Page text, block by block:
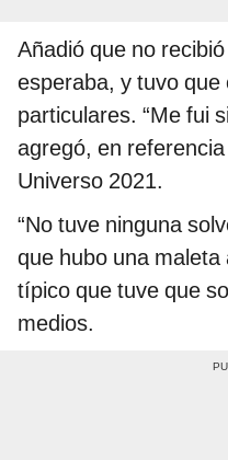
Añadió que no
esperaba, y tuvo
particulares. “Me fui
agregó, en
Universo 2021.
“No tuve ninguna
que hubo una
típico que tuve que
medios.